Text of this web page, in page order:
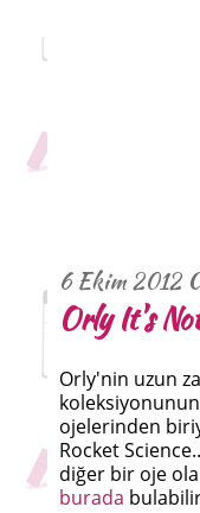
6 Ekim 2012
Orly It's
Orly'nin uzun
ojelerinden
Rocket
diğer bir oje
burada